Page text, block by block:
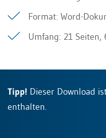
Format: Word-
Umfang: 21 Seiten,
Tipp! Dieser Download
enthalten.